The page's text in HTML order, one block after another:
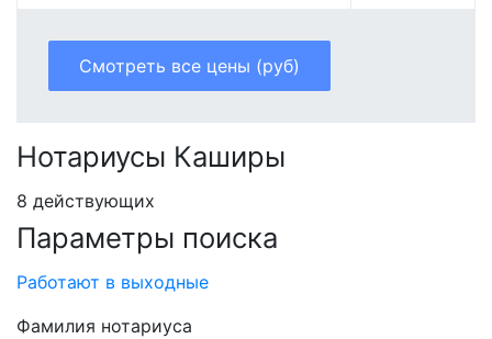
Смотреть все цены (руб)
Нотариусы Каширы
8 действующих
Параметры поиска
Работают в выходные
Фамилия нотариуса